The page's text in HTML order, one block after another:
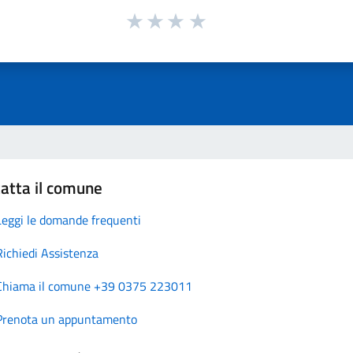
il comune
le domande frequenti
Assistenza
il comune +39 0375 223011
un appuntamento